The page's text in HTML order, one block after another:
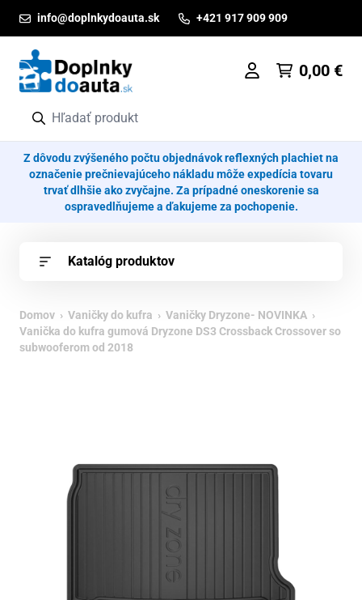
info@doplnkydoauta.sk +421 917 909 909
0,00 €
Z dôvodu zvýšeného počtu objednávok reflexných plachiet na
označenie prečnievajúceho nákladu môže expedícia tovaru
trvať dlhšie ako zvyčajne. Za prípadné oneskorenie sa
ospravedlňujeme a ďakujeme za pochopenie.
Katalóg produktov
Domov › Vaničky do kufra › Vaničky Dryzone- NOVINKA ›
Vanička do kufra gumová Dryzone DS3 Crossback Crossover so
subwooferom od 2018